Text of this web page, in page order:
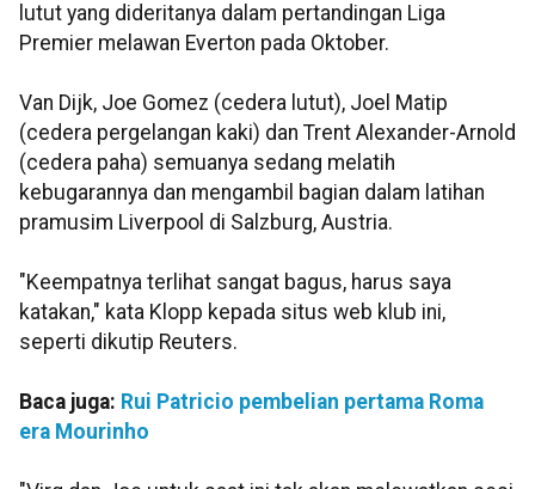
lutut yang dideritanya dalam pertandingan Liga
Premier melawan Everton pada Oktober.
Van Dijk, Joe Gomez (cedera lutut), Joel Matip
(cedera pergelangan kaki) dan Trent Alexander-Arnold
(cedera paha) semuanya sedang melatih
kebugarannya dan mengambil bagian dalam latihan
pramusim Liverpool di Salzburg, Austria.
"Keempatnya terlihat sangat bagus, harus saya
katakan," kata Klopp kepada situs web klub ini,
seperti dikutip Reuters.
Baca juga: Rui Patricio pembelian pertama Roma
era Mourinho